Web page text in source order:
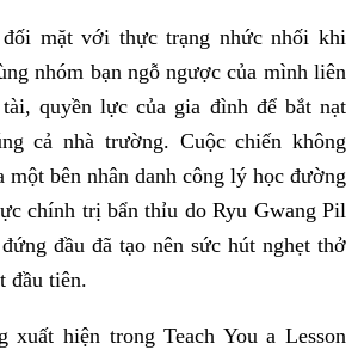
mặt với thực trạng nhức nhối khi
nhóm bạn ngỗ ngược của mình liên
quyền lực của gia đình để bắt nạt
cả nhà trường. Cuộc chiến không
một bên nhân danh công lý học đường
chính trị bẩn thỉu do Ryu Gwang Pil
đầu đã tạo nên sức hút nghẹt thở
đầu tiên.
hiện trong Teach You a Lesson